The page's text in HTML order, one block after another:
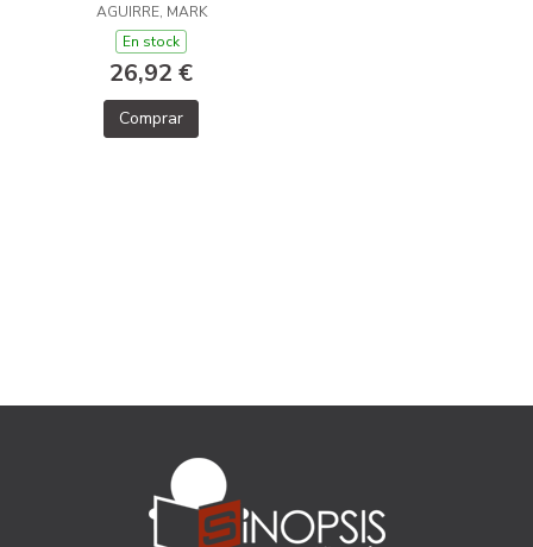
AGUIRRE, MARK
En stock
26,92 €
Comprar